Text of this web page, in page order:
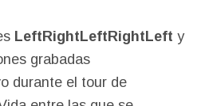
LeftRightLeftRightLeft y
grabadas
durante el tour de